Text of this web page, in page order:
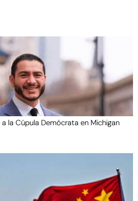
la Cúpula Demócrata en Michigan